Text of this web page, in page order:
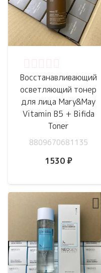
Восстанавливающий
осветляющий тонер
для лица Mary&May
Vitamin B5 + Bifida
Toner
8809670681135
1530 ₽